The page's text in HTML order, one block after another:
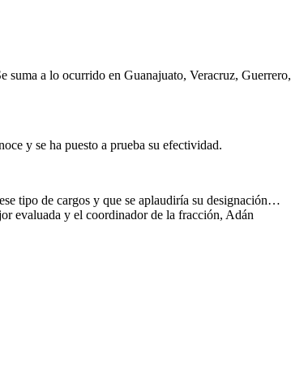
suma a lo ocurrido en Guanajuato, Veracruz, Guerrero,
y se ha puesto a prueba su efectividad.
tipo de cargos y que se aplaudiría su designación…
evaluada y el coordinador de la fracción, Adán